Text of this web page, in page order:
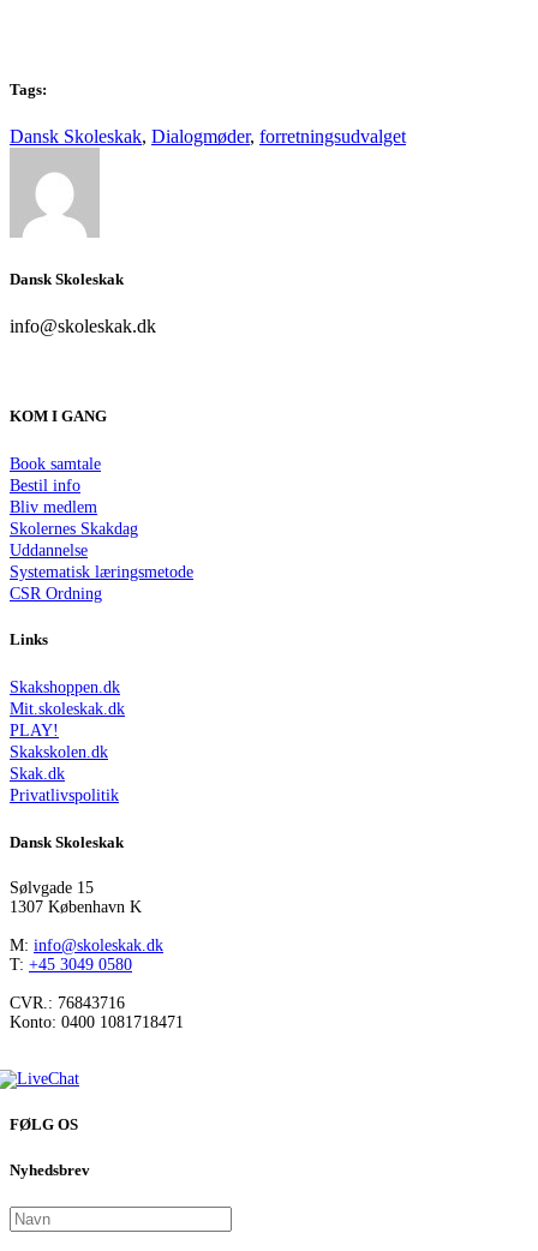
Tags:
Dansk Skoleskak, Dialogmøder, forretningsudvalget
Dansk Skoleskak
info@skoleskak.dk
KOM I GANG
Book samtale
Bestil info
Bliv medlem
Skolernes Skakdag
Uddannelse
Systematisk læringsmetode
CSR Ordning
Links
Skakshoppen.dk
Mit.skoleskak.dk
PLAY!
Skakskolen.dk
Skak.dk
Privatlivspolitik
Dansk Skoleskak
Sølvgade 15
1307 København K
M: info@skoleskak.dk
T: +45 3049 0580
CVR.: 76843716
Konto: 0400 1081718471
FØLG OS
Nyhedsbrev